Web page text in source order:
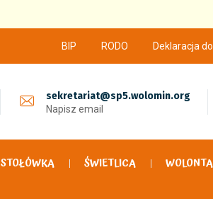
BIP RODO Deklaracja
sekretariat@sp5.wolomin.org
Napisz email
STOŁÓWKA ŚWIETLICA